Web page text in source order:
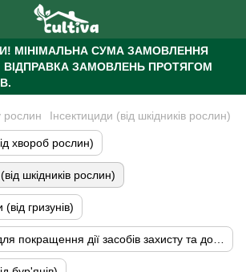
МІНІМАЛЬНА СУМА ЗАМОВЛЕННЯ
ВІДПРАВКА ЗАМОВЛЕНЬ ПРОТЯГОМ
рослин Інсектициди (від шкідників рослин)
хвороб рослин)
шкідників рослин)
гризунів)